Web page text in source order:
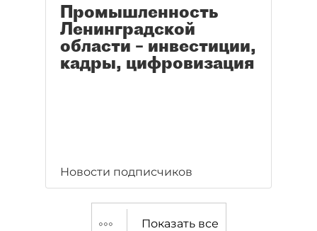
Промышленность
Ленинградской
области – инвестиции,
кадры, цифровизация
Новости подписчиков
Показать все